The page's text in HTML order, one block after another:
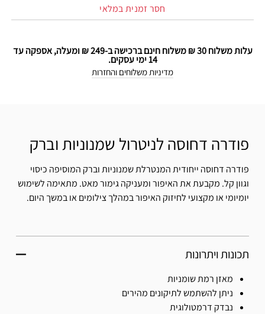
חסר זמנית במלאי
עלות משלוח 30 ₪ משלוח חינם ברכישה ב-249 ₪ ומעלה, אספקה עד
14 ימי עסקים.
מדיניות משלוחים והחזרות
פודרה דחוסה לניטרול שמנוניות וברק
פודרה דחוסה ייחודית המנטרלת שמנוניות וברק המוסיפה כיסוי
וגוון קל. מקבעת את האיפור ומעניקה גימור מאט. מתאימה לשימוש
יומיומי או מקצועי לחיזוק האיפור במהלך צילומים או במשך היום.
תכונות ויתרונות
מאזן רמת שומניות
ניתן להשתמש לתיקונים מהירים
נבדק דרמטולוגית